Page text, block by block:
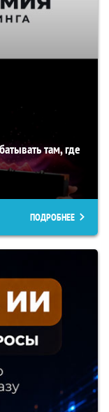
там, где
ПОДРОБНЕЕ